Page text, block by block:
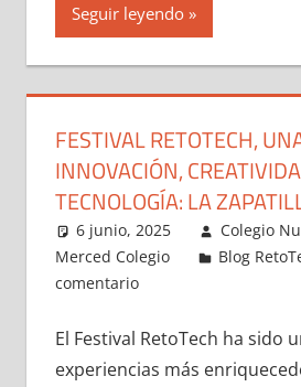
Seguir leyendo
FESTIVAL RETOTECH,
INNOVACIÓN,
TECNOLOGÍA: LA
6 junio, 2025
Colegio
Merced Colegio
Blog
comentario
El Festival RetoTech ha sido
experiencias más